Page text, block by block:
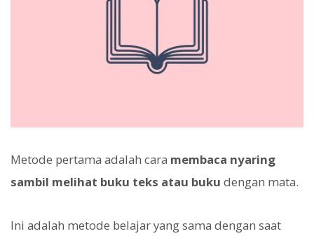
Metode pertama adalah cara membaca nyaring
sambil melihat buku teks atau buku dengan mata.
Ini adalah metode belajar yang sama dengan saat